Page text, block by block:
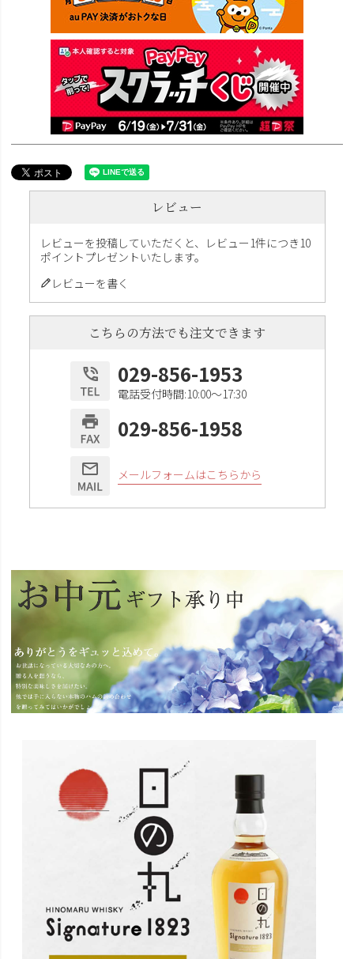
レビュー
レビューを投稿していただくと、レビュー1件につき10
ポイントプレゼントいたします。
レビューを書く
こちらの方法でも注文できます
029-856-1953
電話受付時間:10:00〜17:30
029-856-1958
メールフォームはこちらから